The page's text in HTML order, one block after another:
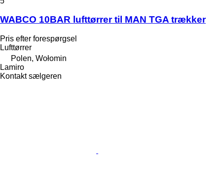
WABCO 10BAR lufttørrer til MAN TGA trækker
Pris efter forespørgsel
Lufttørrer
Polen, Wołomin
Lamiro
Kontakt sælgeren